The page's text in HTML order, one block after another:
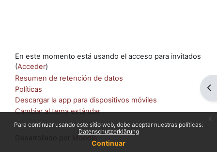
Para continuar usando este sitio web, debe aceptar nuestras políticas:
Datenschutzerklärung
Continuar
En este momento está usando el acceso para invitados
(Acceder)
Resumen de retención de datos
Políticas
Descargar la app para dispositivos móviles
Cambiar al tema estándar